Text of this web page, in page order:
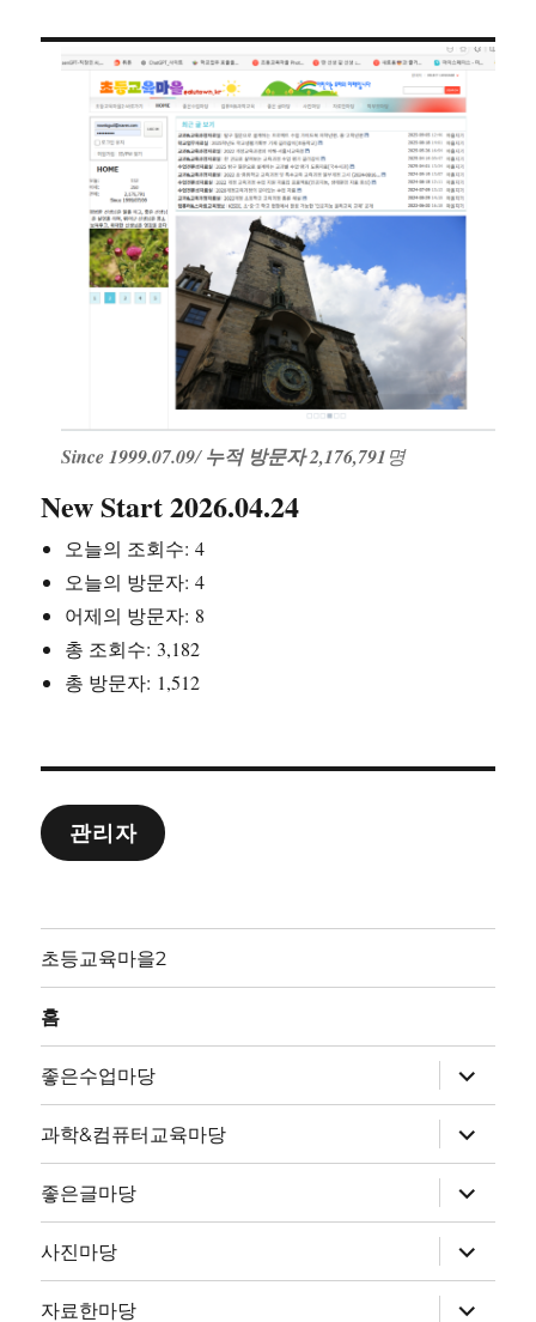
Since 1999.07.09/누적 방문자 2,176,791명
New Start 2026.04.24
오늘의 조회수:4
오늘의 방문자:4
어제의 방문자: 8
총 조회수: 3,182
총 방문자: 1,512
관리자
초등교육마을2
홈
좋은수업마당
위
메
뉴
확
장
과학&컴퓨터교육마당
위
메
뉴
확
장
좋은글마당
위
메
뉴
확
장
사진마당
위
메
뉴
자료한마당